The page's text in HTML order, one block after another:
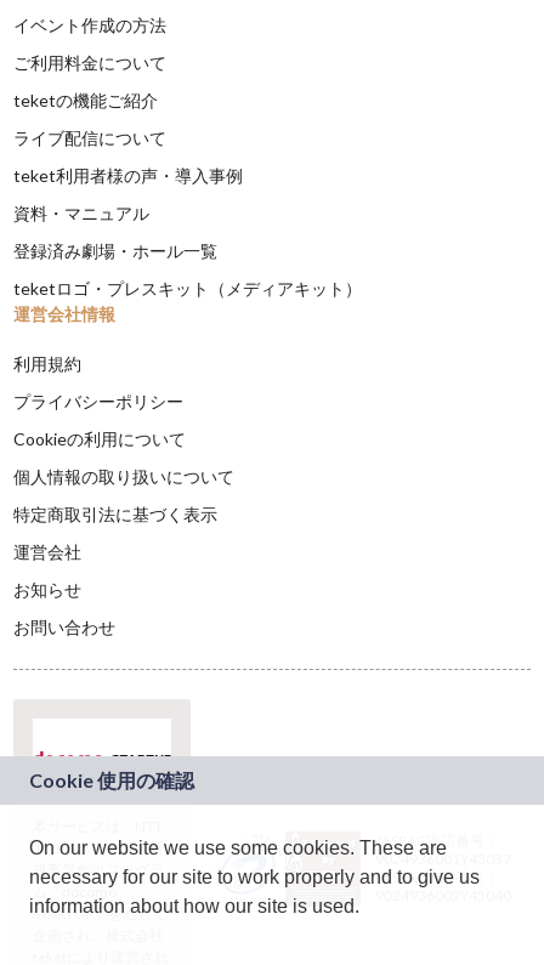
イベント作成の方法
ご利用料金について
teketの機能ご紹介
ライブ配信について
teket利用者様の声・導入事例
資料・マニュアル
登録済み劇場・ホール一覧
teketロゴ・プレスキット（メディアキット）
運営会社情報
利用規約
プライバシーポリシー
Cookieの利用について
個人情報の取り扱いについて
特定商取引法に基づく表示
運営会社
お知らせ
お問い合わせ
ドコモグループの新
規事業創出プログラ
ム「docomo
STARTUP」を通じて
JASRAC許諾番号：
9024936001Y45037
JASRAC許諾番号：
On our website we use some cookies. These are
necessary for our site to work properly and to give us
information about how our site is used.